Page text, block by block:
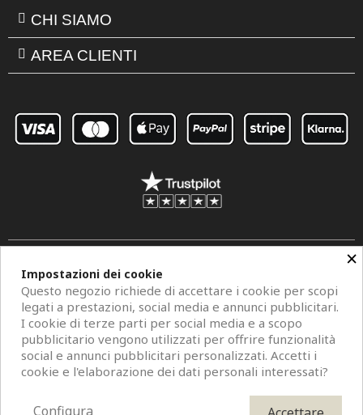
CHI SIAMO
AREA CLIENTI
Modelli di specchi, fotografie e descrizioni sono protetti da diritti d'autore. All
×
Impostazioni dei cookie
Questo negozio richiede di accettare i cookie per scopi
legati a prestazioni, social media e annunci pubblicitari.
I cookie di terze parti per social media e a scopo
pubblicitario vengono utilizzati per offrire funzionalità
social e annunci pubblicitari personalizzati. Accetti i
cookie e l'elaborazione dei dati personali interessati?
Configura